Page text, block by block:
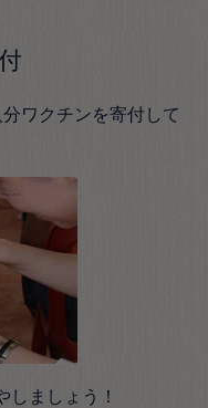
ワクチンを寄付して
ましょう！